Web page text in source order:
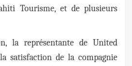
Tourisme, et de plusieurs
la représentante de United
satisfaction de la compagnie